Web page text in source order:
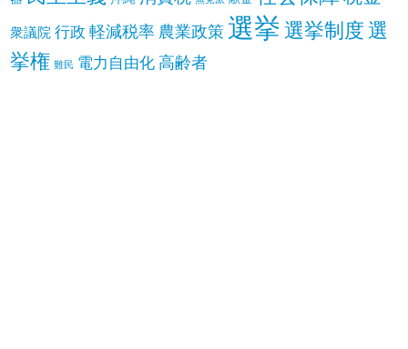
衆議院 行政 軽減税率 農業政策 選挙 選挙制度 選
挙権 難民 電力自由化 高齢者